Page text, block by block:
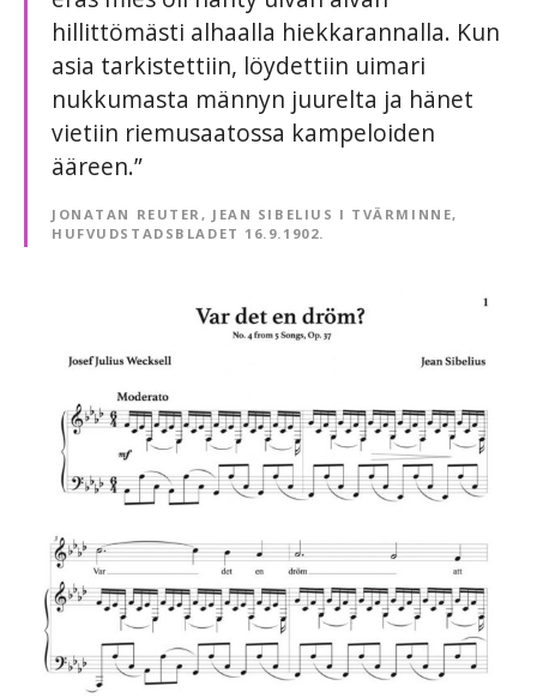
hillittömästi alhaalla hiekkarannalla. Kun
asia tarkistettiin, löydettiin uimari
nukkumasta männyn juurelta ja hänet
vietiin riemusaatossa kampeloiden
ääreen.”
JONATAN REUTER, JEAN SIBELIUS I TVÄRMINNE,
HUFVUDSTADSBLADET 16.9.1902.